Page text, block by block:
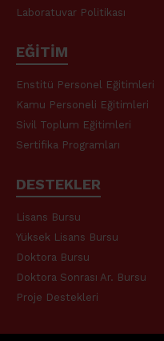
Laboratuvar Politikası
EĞİTİM
Enstitü Personel Eğitimleri
Kamu Personeli Eğitimleri
Sivil Toplum Eğitimleri
Sertifika Programları
DESTEKLER
Lisans Bursu
Yüksek Lisans Bursu
Doktora Bursu
Doktora Sonrası Ar. Bursu
Proje Destekleri